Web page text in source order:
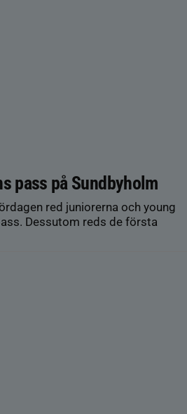
pass på Sundbyholm
red juniorerna och young
Dessutom reds de första